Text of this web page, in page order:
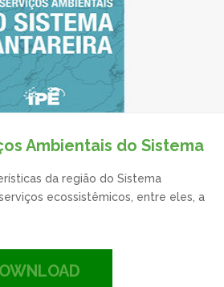
Ambientais do Sistema
da região do Sistema
ecossistêmicos, entre eles, a